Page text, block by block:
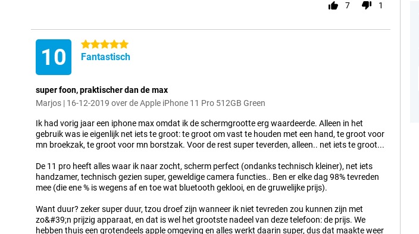
7 1
10 5 sterren
Fantastisch
super foon, praktischer dan de max
Marjos | 16-12-2019 over de Apple iPhone 11 Pro 512GB Green
Ik had vorig jaar een iphone max omdat ik de schermgrootte erg waardeerde. Alleen in het
gebruik was ie eigenlijk net iets te groot: te groot om vast te houden met een hand, te groot voor
mn broekzak, te groot voor mn borstzak. Voor de rest super teverden, alleen.. net iets te groot...
De 11 pro heeft alles waar ik naar zocht, scherm perfect (ondanks technisch kleiner), net iets
handzamer, technisch gezien super, geweldige camera functies.. Ben er elke dag 98% tevreden
mee (die ene % is wegens af en toe wat bluetooth geklooi, en de gruwelijke prijs).
Want duur? zeker super duur, tzou droef zijn wanneer ik niet tevreden zou kunnen zijn met
zo&#39;n prijzig apparaat, en dat is wel het grootste nadeel van deze telefoon: de prijs. We
hebben thuis een grotendeels apple omgeving en alles werkt daarin super, dus dat maakte weer